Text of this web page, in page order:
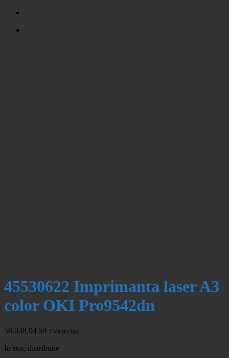
45530622 Imprimanta laser A3
color OKI Pro9542dn
58.048,94 lei TVA inclus.
In stoc distributie